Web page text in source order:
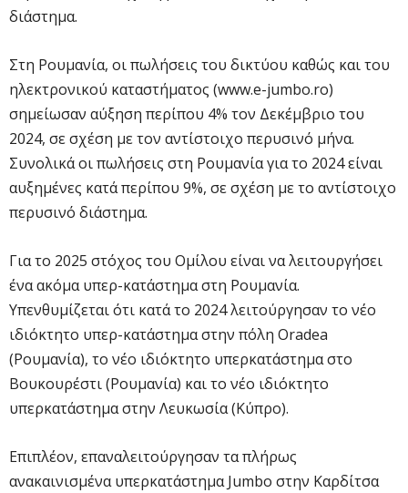
διάστημα.
Στη Ρουμανία, οι πωλήσεις του δικτύου καθώς και του
ηλεκτρονικού καταστήματος (www.e-jumbo.ro)
σημείωσαν αύξηση περίπου 4% τον Δεκέμβριο του
2024, σε σχέση με τον αντίστοιχο περυσινό μήνα.
Συνολικά οι πωλήσεις στη Ρουμανία για το 2024 είναι
αυξημένες κατά περίπου 9%, σε σχέση με το αντίστοιχο
περυσινό διάστημα.
Για το 2025 στόχος του Ομίλου είναι να λειτουργήσει
ένα ακόμα υπερ-κατάστημα στη Ρουμανία.
Υπενθυμίζεται ότι κατά το 2024 λειτούργησαν το νέο
ιδιόκτητο υπερ-κατάστημα στην πόλη Oradea
(Ρουμανία), το νέο ιδιόκτητο υπερκατάστημα στο
Βουκουρέστι (Ρουμανία) και το νέο ιδιόκτητο
υπερκατάστημα στην Λευκωσία (Κύπρο).
Επιπλέον, επαναλειτούργησαν τα πλήρως
ανακαινισμένα υπερκατάστημα Jumbo στην Καρδίτσα